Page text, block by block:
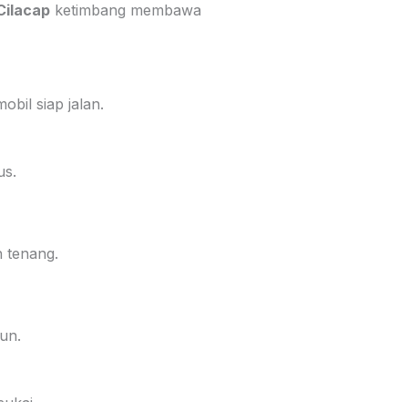
ketimbang membawa
siap jalan.
tenang.